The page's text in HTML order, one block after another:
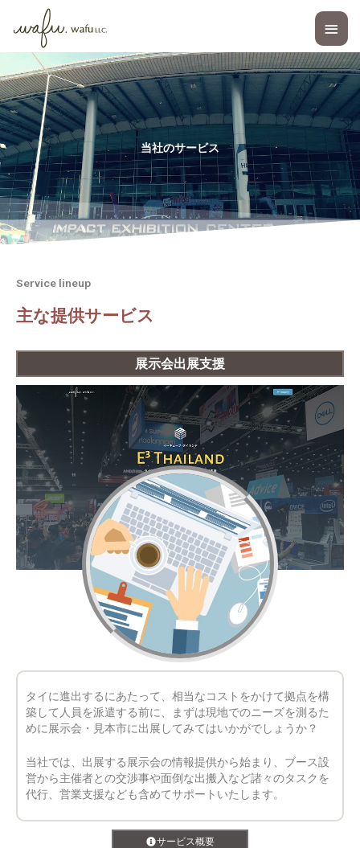
ス
キ
ッ
プ
メ
イ
ン
メ
ュ
ー
当社のサービス
Service lineup
主な提供サービス
展示会出展支援
タイに進出するにあたって、相当なコストをかけて拠点を構
築して人員を派遣する前に、まずは現地でのニーズを測るた
めに展示会・見本市に出展してみてはいかがでしょうか？
当社では、出展する展示会の情報提供から始まり、ブース設
営から主催者との交渉事や面倒な出搬入など諸々のタスクを
代行、営業支援なども含めてサポートいたします。
サービス概要